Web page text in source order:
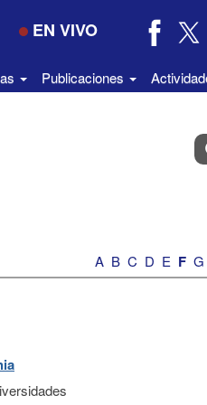
EN VIVO
Publicaciones
A B C D E F G